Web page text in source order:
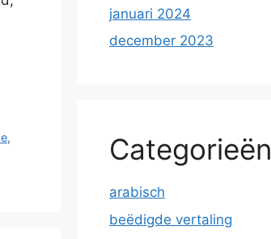
,
januari 2024
december 2023
Categorieën
arabisch
beëdigde vertaling